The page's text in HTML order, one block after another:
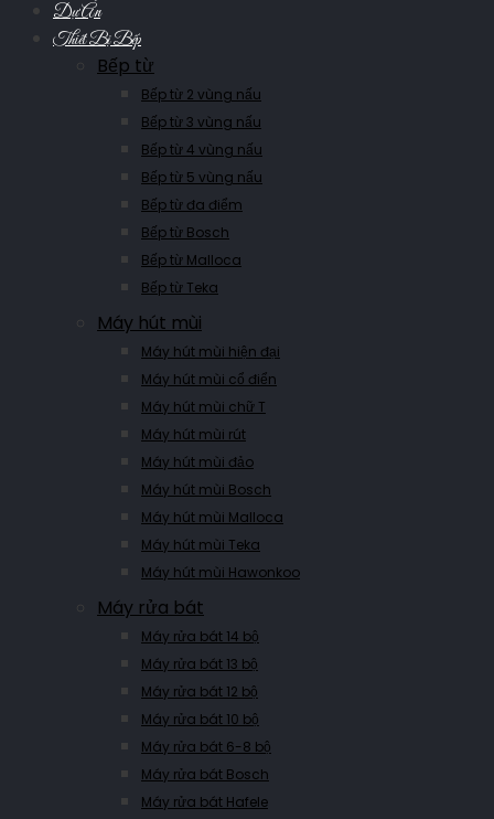
Dự Án
Thiết Bị Bếp
Bếp từ
Bếp từ 2 vùng nấu
Bếp từ 3 vùng nấu
Bếp từ 4 vùng nấu
Bếp từ 5 vùng nấu
Bếp từ đa điểm
Bếp từ Bosch
Bếp từ Malloca
Bếp từ Teka
Máy hút mùi
Máy hút mùi hiện đại
Máy hút mùi cổ điển
Máy hút mùi chữ T
Máy hút mùi rút
Máy hút mùi đảo
Máy hút mùi Bosch
Máy hút mùi Malloca
Máy hút mùi Teka
Máy hút mùi Hawonkoo
Máy rửa bát
Máy rửa bát 14 bộ
Máy rửa bát 13 bộ
Máy rửa bát 12 bộ
Máy rửa bát 10 bộ
Máy rửa bát 6-8 bộ
Máy rửa bát Bosch
Máy rửa bát Hafele